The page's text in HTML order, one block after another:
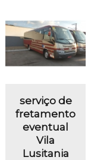
serviço de
fretamento
eventual
Vila
Lusitania